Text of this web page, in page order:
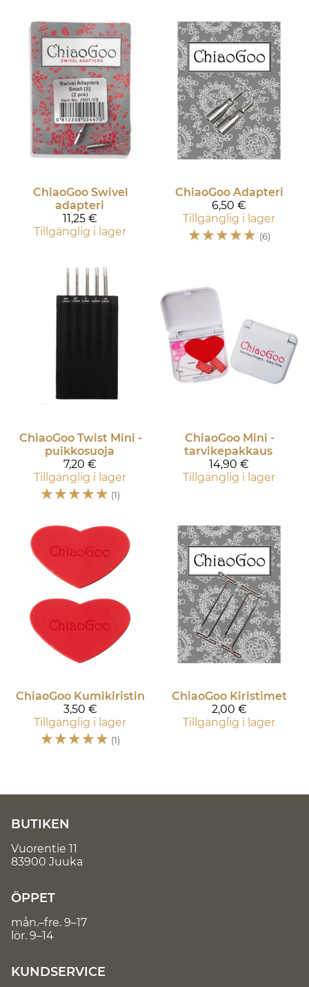
ChiaoGoo Swivel
adapteri
11,25 €
Tillgänglig i lager
ChiaoGoo Adapteri
6,50 €
Tillgänglig i lager
☆☆☆☆☆ (6)
ChiaoGoo Twist Mini -
puikkosuoja
7,20 €
Tillgänglig i lager
☆☆☆☆☆ (1)
ChiaoGoo Mini -
tarvikepakkaus
14,90 €
Tillgänglig i lager
ChiaoGoo Kumikiristin
3,50 €
Tillgänglig i lager
☆☆☆☆☆ (1)
ChiaoGoo Kiristimet
2,00 €
Tillgänglig i lager
BUTIKEN
Vuorentie 11
83900 Juuka
ÖPPET
mån.–fre. 9–17
lör. 9–14
KUNDSERVICE